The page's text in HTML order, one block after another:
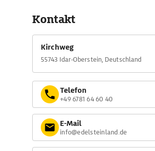
Kontakt
Kirchweg
55743 Idar-Oberstein, Deutschland
Telefon
+49 6781 64 60 40
E-Mail
info@edelsteinland.de